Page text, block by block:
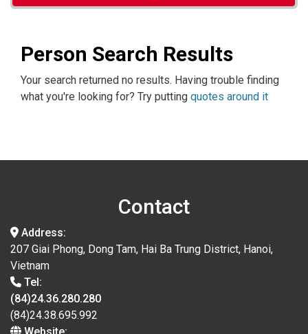
Person Search Results
Your search returned no results. Having trouble finding
what you're looking for? Try putting quotes around it
Contact
Address:
207 Giai Phong, Dong Tam, Hai Ba Trung District, Hanoi,
Vietnam
Tel:
(84)24.36.280.280
(84)24.38.695.992